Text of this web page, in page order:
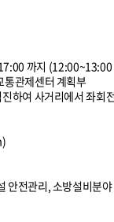
까지 (12:00~13:00
통관제센터 계획부
하여 사거리에서 좌회
안전관리, 소방설비분